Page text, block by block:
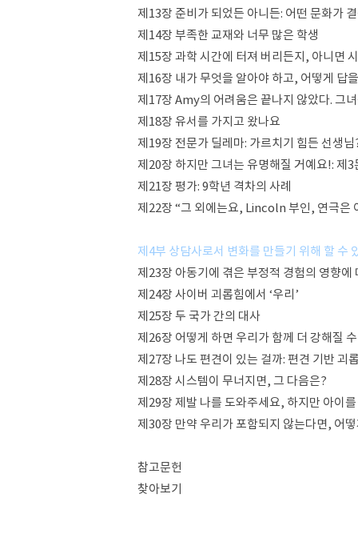
제13장 준비가 되었든 아니든: 어떤 문화가
제14장 부족한 교재와 너무 많은 학생
제15장 과학 시간에 터져 버리든지, 아니면
제16장 내가 무엇을 알아야 하고, 어떻게 답
제17장 Amy의 어려움은 끝나지 않았다. 그
제18장 유서를 가지고 왔나요
제19장 전문가 딜레마: 가르치기 힘든 선생님
제20장 하지만 그녀는 유명해질 거예요!: 제
제21장 평가: 9학년 격차의 사례
제22장 “그 외에는요, Lincoln 부인, 연극은
제4부 상담사로서 변화를 만들기 위해 할 수
제23장 아동기에 겪은 부정적 경험의 영향에
제24장 사이버 괴롭힘에서 ‘우리’
제25장 두 국가 간의 대사
제26장 어떻게 하면 우리가 함께 더 강해질
제27장 나도 편견이 있는 걸까: 편견 기반 괴
제28장 시스템이 무너지면, 그 다음은?
제29장 제발 나를 도와주세요, 하지만 아이
제30장 만약 우리가 포함되지 않는다면, 어
참고문헌
찾아보기